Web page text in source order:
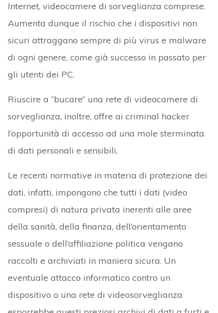
Internet, videocamere di sorveglianza comprese.
Aumenta dunque il rischio che i dispositivi non
sicuri attraggano sempre di più virus e malware
di ogni genere, come già successo in passato per
gli utenti dei PC.
Riuscire a “bucare” una rete di videocamere di
sorveglianza, inoltre, offre ai criminal hacker
l’opportunità di accesso ad una mole sterminata
di dati personali e sensibili.
Le recenti normative in materia di protezione dei
dati, infatti, impongono che tutti i dati (video
compresi) di natura privata inerenti alle aree
della sanità, della finanza, dell’orientamento
sessuale o dell’affiliazione politica vengano
raccolti e archiviati in maniera sicura. Un
eventuale attacco informatico contro un
dispositivo o una rete di videosorveglianza